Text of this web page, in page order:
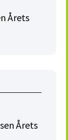
Årets
Årets